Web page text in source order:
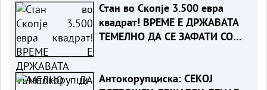
Стан во Скопје 3.500 евра
квадрат! ВРЕМЕ Е ДРЖАВАТА
ТЕМЕЛНО ДА СЕ ЗАФАТИ СО
Антокорупциска: СЕКОЈ